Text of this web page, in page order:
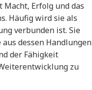
Erfolg und das
Häufig wird sie als
verbunden ist. Sie
dessen Handlungen
der Fähigkeit
zu